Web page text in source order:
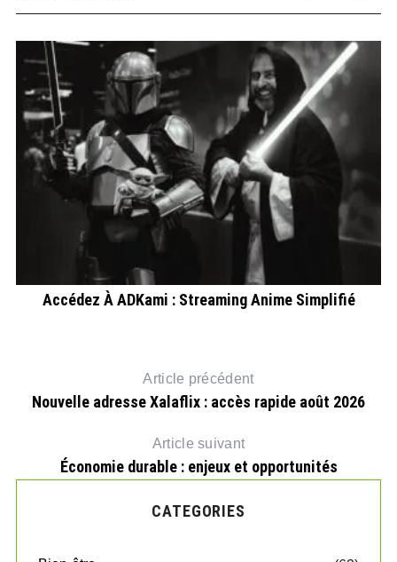
Accédez À ADKami : Streaming Anime Simplifié
Article précédent
Nouvelle adresse Xalaflix : accès rapide août 2026
Article suivant
Économie durable : enjeux et opportunités
CATEGORIES